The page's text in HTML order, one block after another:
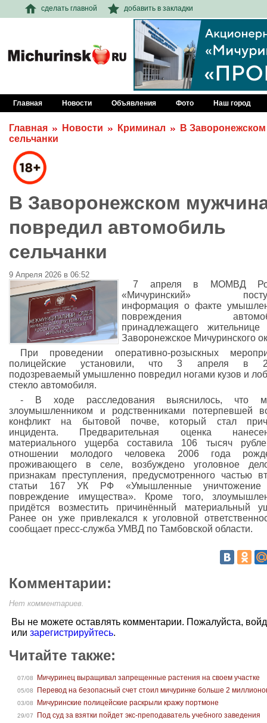
сделать главной добавить в закладки
Главная Новости Объявления Фото Наш город
Главная Новости Криминал
В
сельчанки
В Заворонежском
повредил автомобиль
сельчанки
9 Апреля 2026 в 06:52
7 апреля в МОМВД
«Мичуринский»
информация о факте
повреждения
принадлежащего жительнице
Заворонежское Мичуринского
При проведении оперативно-розыскных
полицейские установили, что 3 апреля в
подозреваемый умышленно повредил ногами кузов и
стекло автомобиля.
- В ходе расследования выяснилось, что
злоумышленником и родственниками потерпевшей
конфликт на бытовой почве, который стал
инцидента. Предварительная оценка
материального ущерба составила 106 тысяч
отношении молодого человека 2006 года
проживающего в селе, возбуждено уголовное
признакам преступления, предусмотренного частью
статьи 167 УК РФ «Умышленные
повреждение имущества». Кроме того,
придётся возместить причинённый материальный
Ранее он уже привлекался к уголовной
сообщает пресс-служба УМВД по Тамбовской области.
Комментарии:
Нет комментариев.
Вы не можете оставлять комментарии. Пожалуйста,
или зарегистрируйтесь.
Читайте также:
07/08 Мичуринец выращивал запрещенные растения на своем участке
05/08 Перевод на безопасный счет стоил мичуринке больше 2
03/08 Мичуринские полицейские раскрыли кражу портмоне
29/07 Под суд за взятки пойдет экс-преподаватель учебного заведения